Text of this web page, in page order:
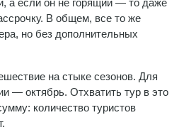
В общем, все то же
но без дополнительных
на стыке сезонов. Для
— октябрь. Отхватить тур в это
количество туристов